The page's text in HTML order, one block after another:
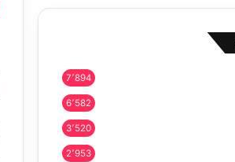
7٬894
6٬582
3٬520
2٬953